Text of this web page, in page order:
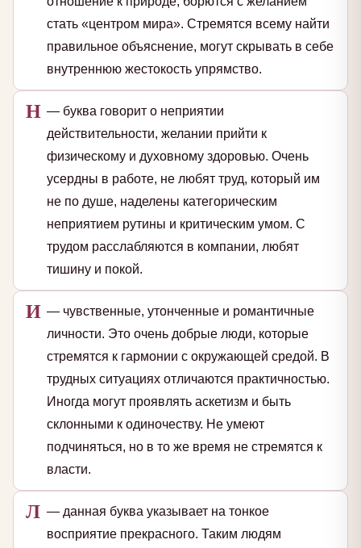
стать «центром мира». Стремятся всему найти
правильное объяснение, могут скрывать в себе
внутреннюю жестокость упрямство.
Н — буква говорит о неприятии
действительности, желании прийти к
физическому и духовному здоровью. Очень
усердны в работе, не любят труд, который им
не по душе, наделены категорическим
неприятием рутины и критическим умом. С
трудом расслабляются в компании, любят
тишину и покой.
И — чувственные, утонченные и романтичные
личности. Это очень добрые люди, которые
стремятся к гармонии с окружающей средой. В
трудных ситуациях отличаются практичностью.
Иногда могут проявлять аскетизм и быть
склонными к одиночеству. Не умеют
подчиняться, но в то же время не стремятся к
власти.
Л — данная буква указывает на тонкое
восприятие прекрасного. Таким людям